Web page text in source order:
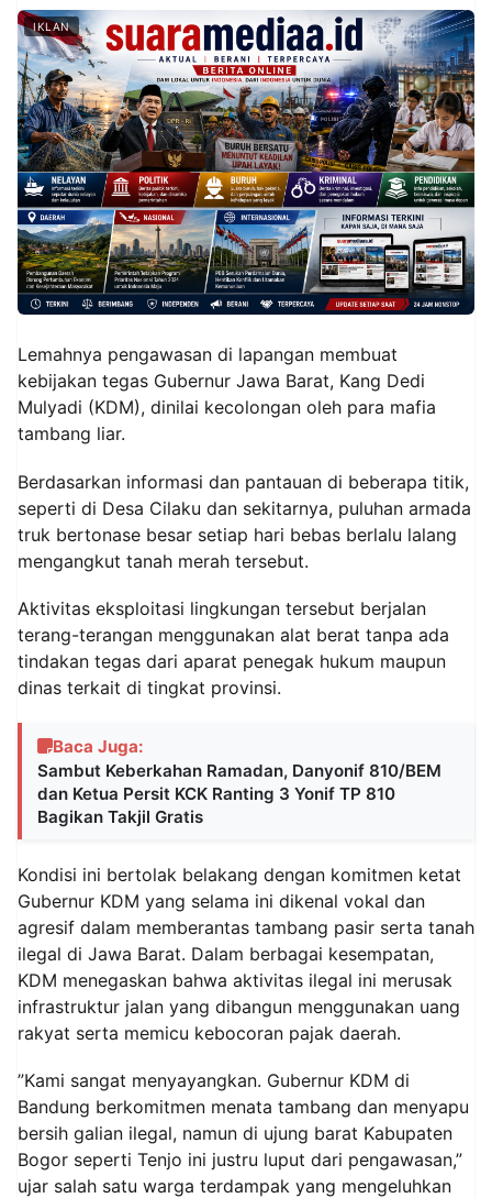
IKLAN
‎Lemahnya pengawasan di lapangan membuat
kebijakan tegas Gubernur Jawa Barat, Kang Dedi
Mulyadi (KDM), dinilai kecolongan oleh para mafia
tambang liar.
‎Berdasarkan informasi dan pantauan di beberapa titik,
seperti di Desa Cilaku dan sekitarnya, puluhan armada
truk bertonase besar setiap hari bebas berlalu lalang
mengangkut tanah merah tersebut.
‎Aktivitas eksploitasi lingkungan tersebut berjalan
terang-terangan menggunakan alat berat tanpa ada
tindakan tegas dari aparat penegak hukum maupun
dinas terkait di tingkat provinsi.
Baca Juga:
Sambut Keberkahan Ramadan, Danyonif 810/BEM
dan Ketua Persit KCK Ranting 3 Yonif TP 810
Bagikan Takjil Gratis
‎Kondisi ini bertolak belakang dengan komitmen ketat
Gubernur KDM yang selama ini dikenal vokal dan
agresif dalam memberantas tambang pasir serta tanah
ilegal di Jawa Barat. Dalam berbagai kesempatan,
KDM menegaskan bahwa aktivitas ilegal ini merusak
infrastruktur jalan yang dibangun menggunakan uang
rakyat serta memicu kebocoran pajak daerah.
‎”Kami sangat menyayangkan. Gubernur KDM di
Bandung berkomitmen menata tambang dan menyapu
bersih galian ilegal, namun di ujung barat Kabupaten
Bogor seperti Tenjo ini justru luput dari pengawasan,”
ujar salah satu warga terdampak yang mengeluhkan